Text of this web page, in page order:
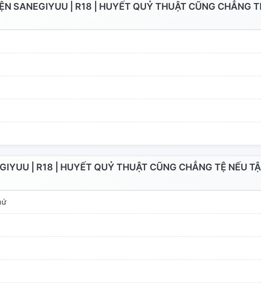
SANEGIYUU | R18 | HUYẾT QUỶ THUẬT CŨNG CHẲNG
| R18 | HUYẾT QUỶ THUẬT CŨNG CHẲNG TỆ NẾU